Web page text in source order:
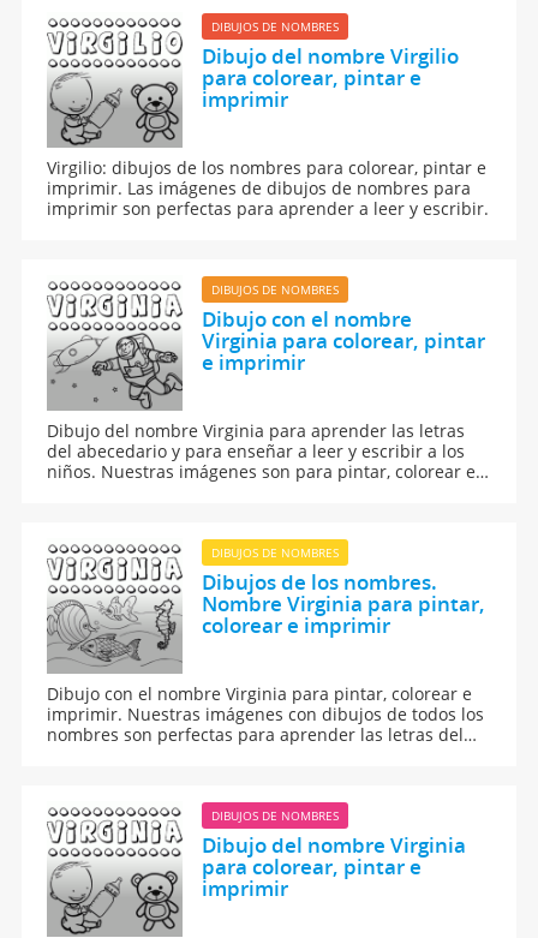
DIBUJOS DE NOMBRES
Dibujo del nombre Virgilio
para colorear, pintar e
imprimir
Virgilio: dibujos de los nombres para colorear, pintar e
imprimir. Las imágenes de dibujos de nombres para
imprimir son perfectas para aprender a leer y escribir.
DIBUJOS DE NOMBRES
Dibujo con el nombre
Virginia para colorear, pintar
e imprimir
Dibujo del nombre Virginia para aprender las letras
del abecedario y para enseñar a leer y escribir a los
niños. Nuestras imágenes son para pintar, colorear e
DIBUJOS DE NOMBRES
Dibujos de los nombres.
Nombre Virginia para pintar,
colorear e imprimir
Dibujo con el nombre Virginia para pintar, colorear e
imprimir. Nuestras imágenes con dibujos de todos los
nombres son perfectas para aprender las letras del
DIBUJOS DE NOMBRES
Dibujo del nombre Virginia
para colorear, pintar e
imprimir